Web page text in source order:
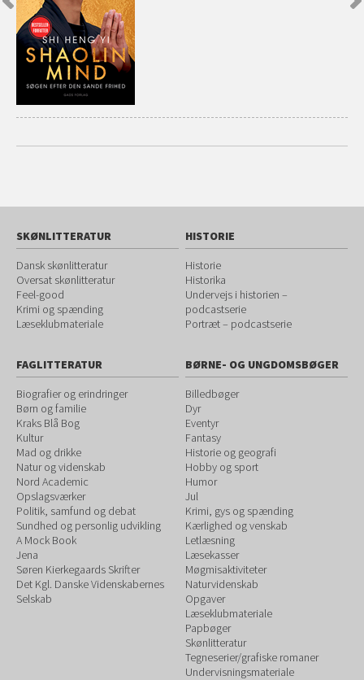
SKØNLITTERATUR
Dansk skønlitteratur
Oversat skønlitteratur
Feel-good
Krimi og spænding
Læseklubmateriale
HISTORIE
Historie
Historika
Undervejs i historien –
podcastserie
Portræt – podcastserie
FAGLITTERATUR
Biografier og erindringer
Børn og familie
Kraks Blå Bog
Kultur
Mad og drikke
Natur og videnskab
Nord Academic
Opslagsværker
Politik, samfund og debat
Sundhed og personlig udvikling
A Mock Book
Jena
Søren Kierkegaards Skrifter
Det Kgl. Danske Videnskabernes
Selskab
BØRNE- OG UNGDOMSBØGER
Billedbøger
Dyr
Eventyr
Fantasy
Historie og geografi
Hobby og sport
Humor
Jul
Krimi, gys og spænding
Kærlighed og venskab
Letlæsning
Læsekasser
Møgmisaktiviteter
Naturvidenskab
Opgaver
Læseklubmateriale
Papbøger
Skønlitteratur
Tegneserier/grafiske romaner
Undervisningsmateriale